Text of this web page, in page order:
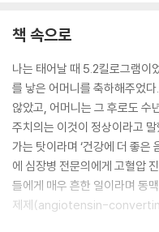
연결과 순환을 믿을 때
3부 회복에서 습관으로 - 에너
좋은 에너지를 얻기 위한 4주
좋은 습관 만들기 1주 차
좋은 습관 만들기 2주 차
나만의 좋은 습관 세 가지 만들
4부 식탁 위의 건강 - 에너지
책 속으로
나는 태어날 때 5.2킬로그램이
를 낳은 어머니를 축하해주었
않았고, 어머니는 그 후로도 수
주치의는 이것이 정상이라고
가는 탓이라며 ‘건강에 더 좋은
에 심장병 전문의에게 고혈압
들에게 매우 흔한 일이라며 동
제제(angiotensin-